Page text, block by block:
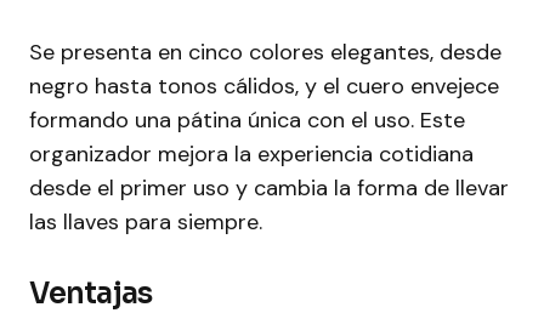
Se presenta en cinco colores elegantes, desde
negro hasta tonos cálidos, y el cuero envejece
formando una pátina única con el uso. Este
organizador mejora la experiencia cotidiana
desde el primer uso y cambia la forma de llevar
las llaves para siempre.
Ventajas